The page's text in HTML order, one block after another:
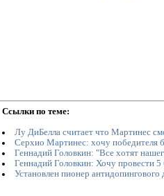
Ссылки по теме:
Лу ДиБелла считает что Мартинес
Серхио Мартинес: хочу победителя
Геннадий Головкин: "Все хотят
Геннадий Головкин: Хочу провести 5
Установлен пионер антидопингового